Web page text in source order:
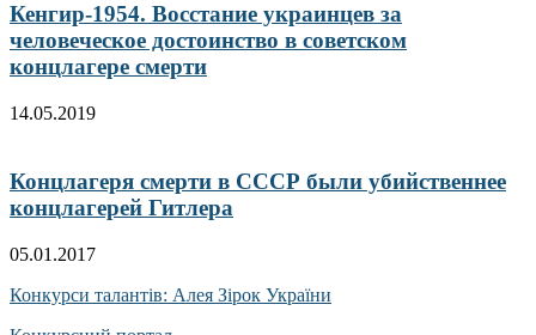
Кенгир-1954. Восстание украинцев за
человеческое достоинство в советском
концлагере смерти
14.05.2019
Концлагеря смерти в СССР были убийственнее
концлагерей Гитлера
05.01.2017
Конкурси талантів: Алея Зірок України